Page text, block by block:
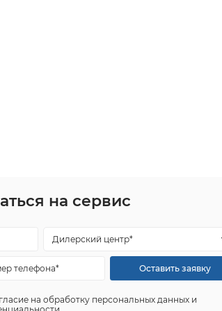
на сервис
Дилерский центр*
Оставить заявку
на обработку персональных данных и